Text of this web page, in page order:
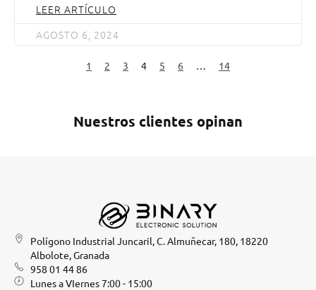
LEER ARTÍCULO
AGOSTO 6, 2024
1 2 3 4 5 6 … 14
Nuestros clientes opinan
Polígono Industrial Juncaril, C. Almuñecar, 180, 18220
Albolote, Granada
958 01 44 86
Lunes a VIernes 7:00 - 15:00